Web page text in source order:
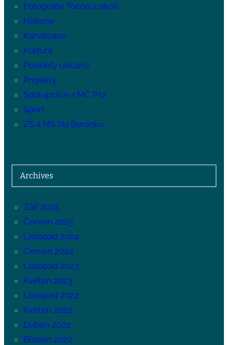
Fotografie Točné a okolí
Historie
Kanalizace
Kultura
Podněty občanů
Projekty
Spolupráce s MČ P12
Sport
ZŠ a MŠ Na Beránku
Archives
Září 2025
Červen 2025
Listopad 2024
Červen 2024
Listopad 2023
Květen 2023
Listopad 2022
Květen 2022
Duben 2022
Březen 2022